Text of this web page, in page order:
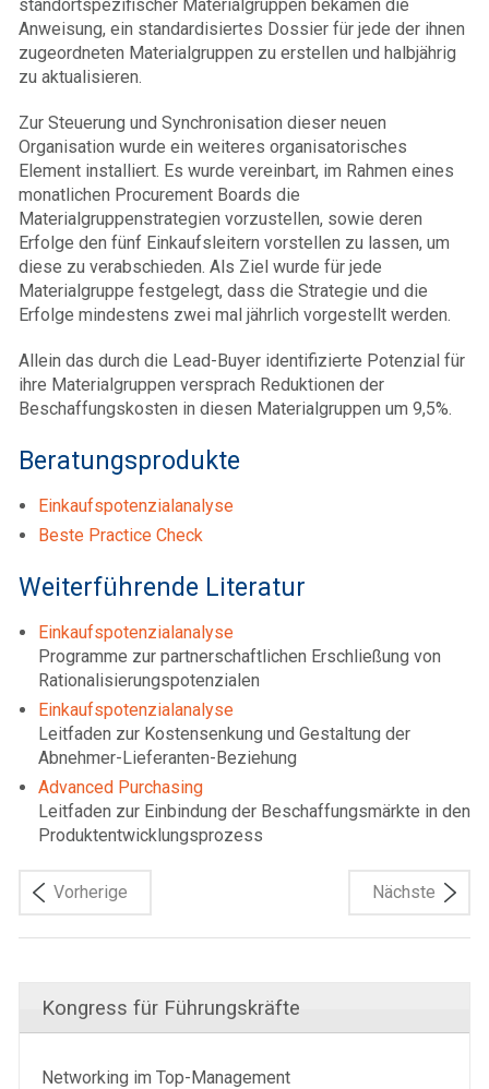
standortspezifischer Materialgruppen bekamen die
Anweisung, ein standardisiertes Dossier für jede der ihnen
zugeordneten Materialgruppen zu erstellen und halbjährig
zu aktualisieren.
Zur Steuerung und Synchronisation dieser neuen
Organisation wurde ein weiteres organisatorisches
Element installiert. Es wurde vereinbart, im Rahmen eines
monatlichen Procurement Boards die
Materialgruppenstrategien vorzustellen, sowie deren
Erfolge den fünf Einkaufsleitern vorstellen zu lassen, um
diese zu verabschieden. Als Ziel wurde für jede
Materialgruppe festgelegt, dass die Strategie und die
Erfolge mindestens zwei mal jährlich vorgestellt werden.
Allein das durch die Lead-Buyer identifizierte Potenzial für
ihre Materialgruppen versprach Reduktionen der
Beschaffungskosten in diesen Materialgruppen um 9,5%.
Beratungsprodukte
Einkaufspotenzialanalyse
Beste Practice Check
Weiterführende Literatur
Einkaufspotenzialanalyse
Programme zur partnerschaftlichen Erschließung von
Rationalisierungspotenzialen
Einkaufspotenzialanalyse
Leitfaden zur Kostensenkung und Gestaltung der
Abnehmer-Lieferanten-Beziehung
Advanced Purchasing
Leitfaden zur Einbindung der Beschaffungsmärkte in den
Produktentwicklungsprozess
Vorherige Nächste
Kongress für Führungskräfte
Networking im Top-Management